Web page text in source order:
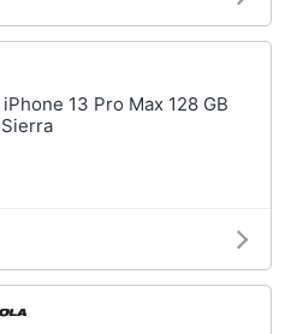
iPhone 13 Pro Max 128 GB